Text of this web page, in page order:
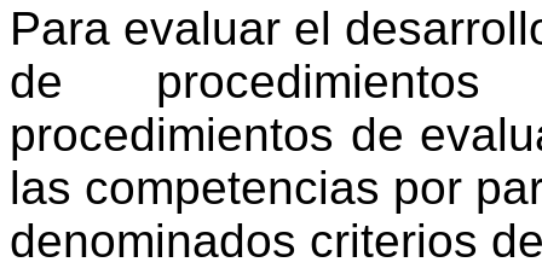
Para evaluar el
de
procedimientos de
las competencias por
denominados criterios